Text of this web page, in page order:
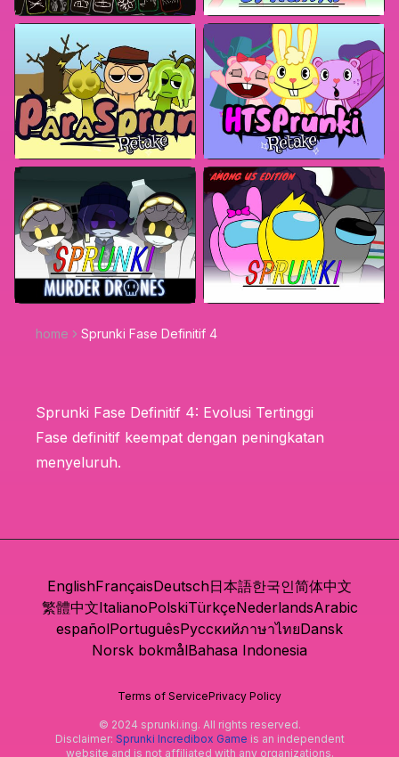
home Sprunki Fase Definitif 4
Sprunki Fase Definitif 4: Evolusi Tertinggi
Fase definitif keempat dengan peningkatan
menyeluruh.
EnglishFrançaisDeutsch日本語한국인简体中文
繁體中文ItalianoPolskiTürkçeNederlandsArabic
españolPortuguêsРусскийภาษาไทยDansk
Norsk bokmålBahasa Indonesia
Terms of ServicePrivacy Policy
© 2024 sprunki.ing. All rights reserved.
Disclaimer: Sprunki Incredibox Game is an independent
website and is not affiliated with any organizations.